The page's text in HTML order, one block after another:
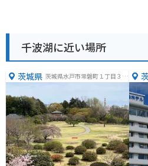
千波湖に近い場所
茨城県 茨城県水戸市常磐町１丁目３
−３